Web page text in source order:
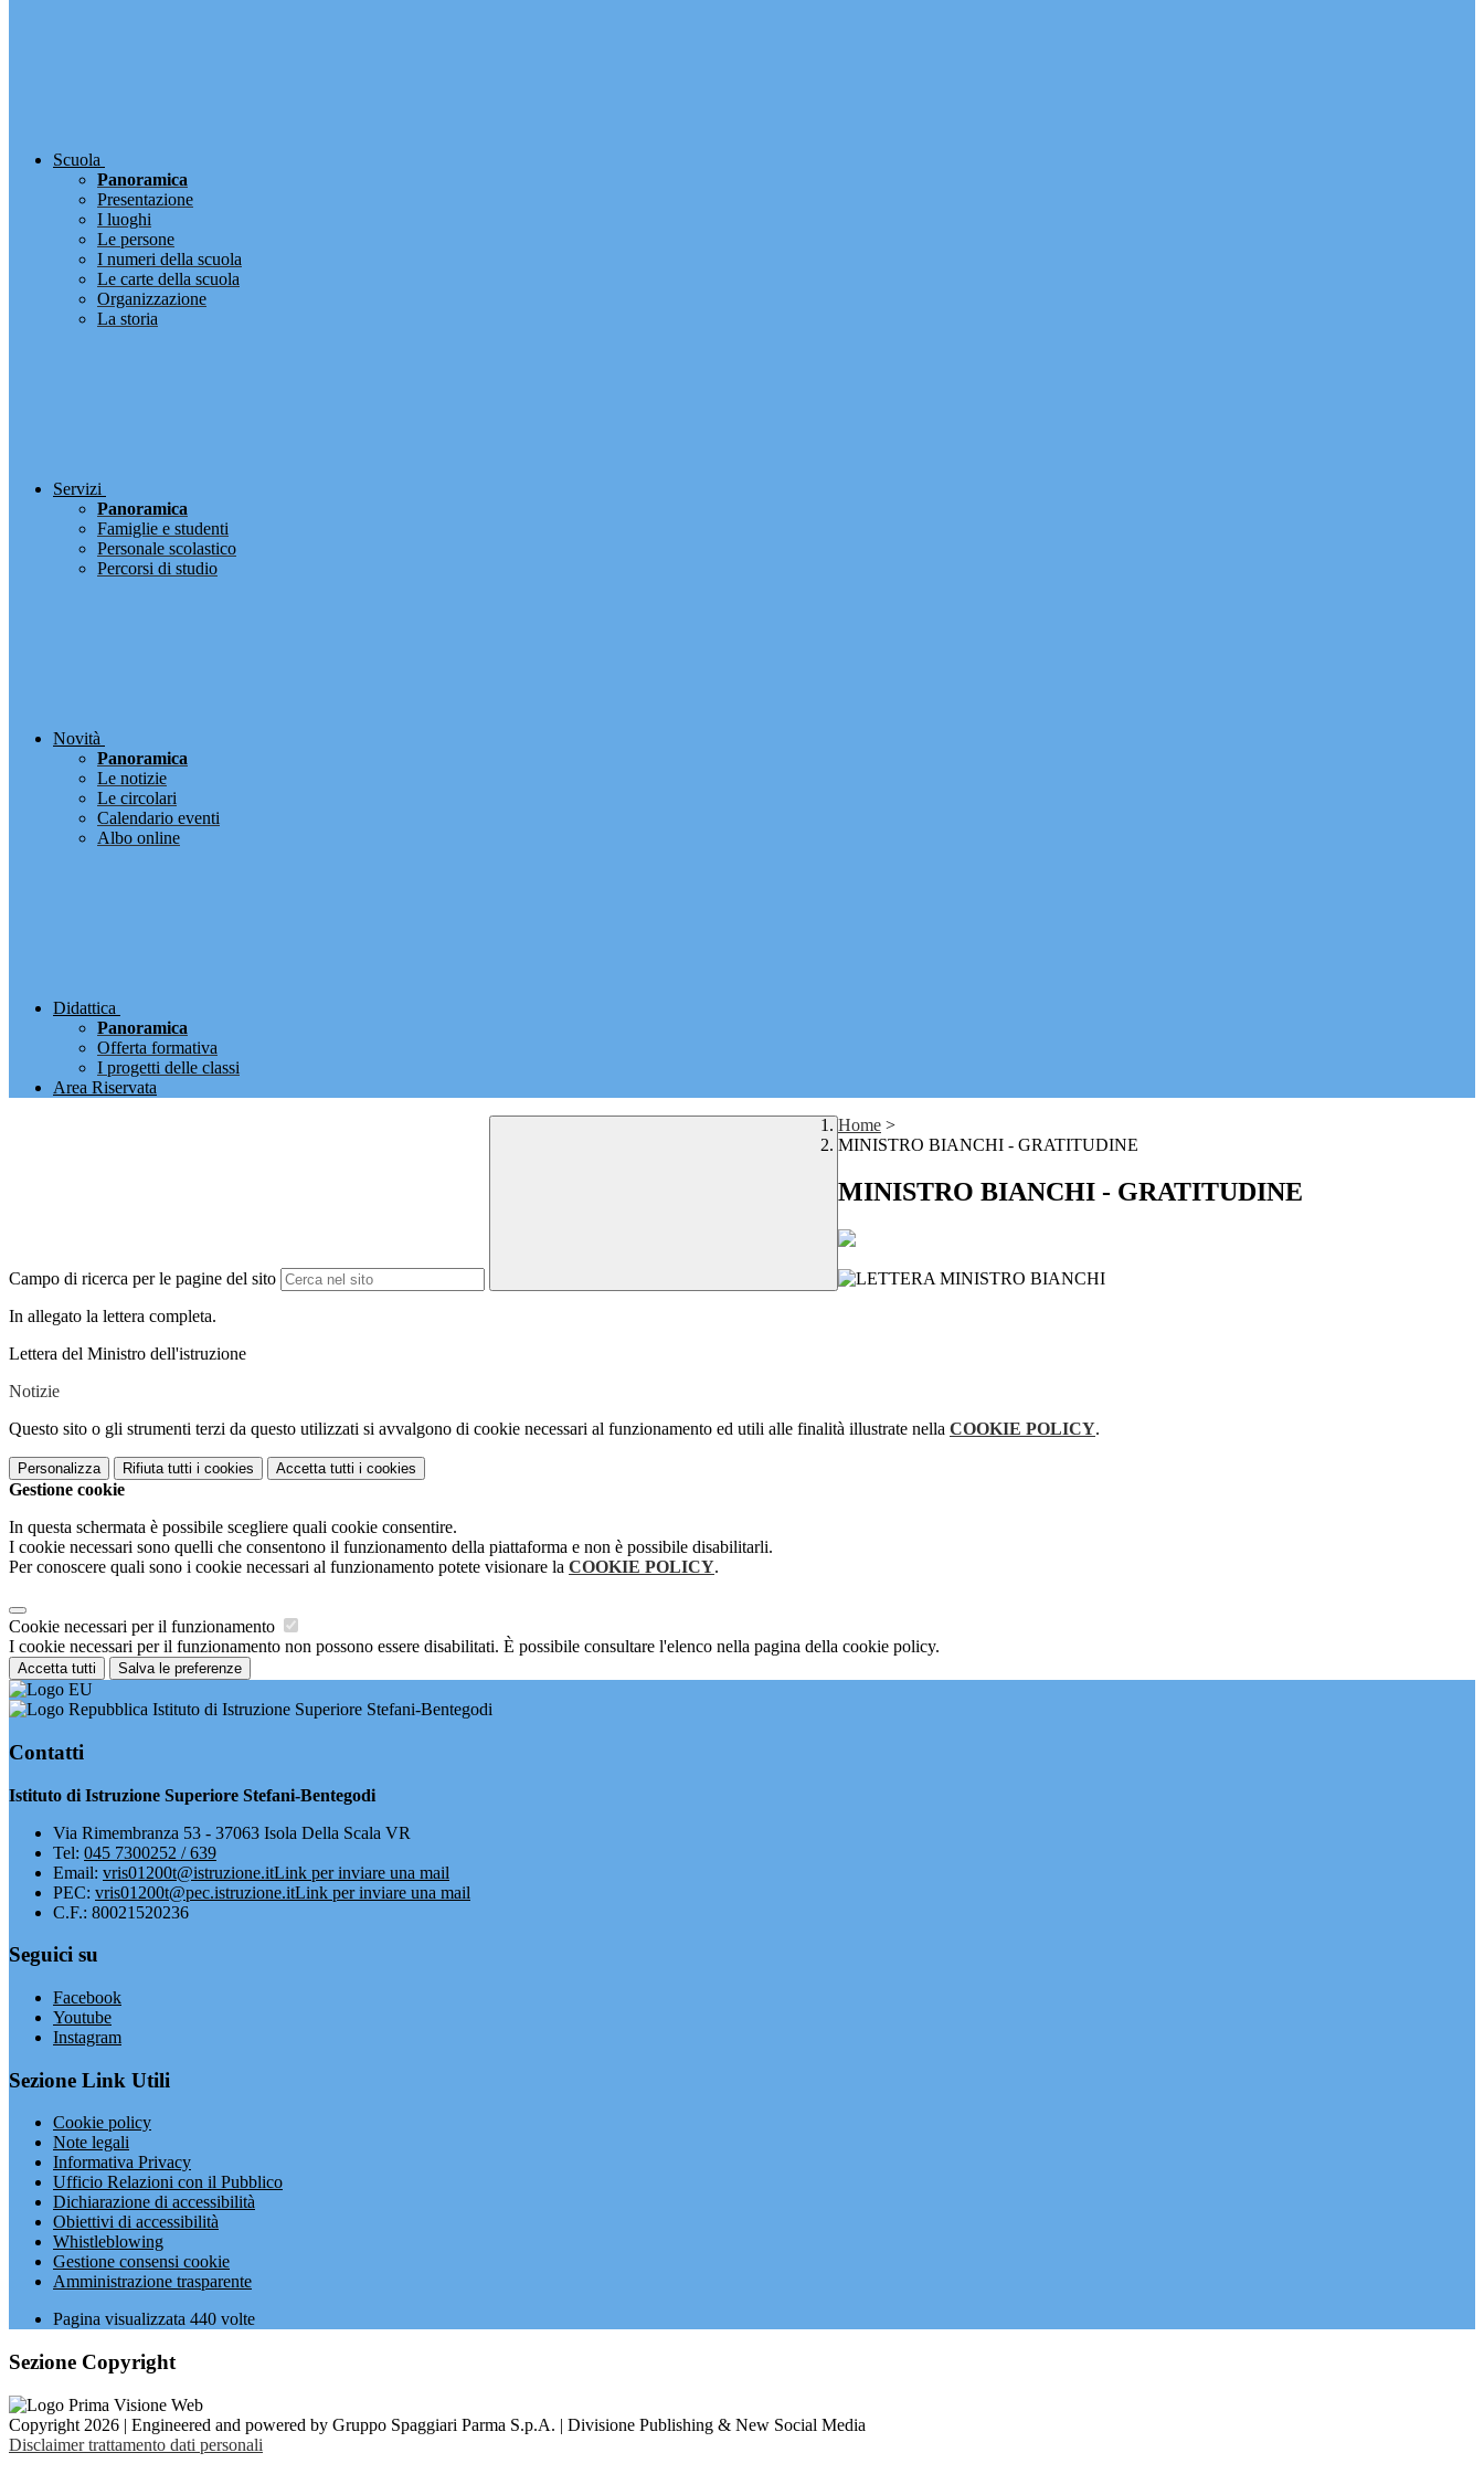
Scuola
Panoramica
Presentazione
I luoghi
Le persone
I numeri della scuola
Le carte della scuola
Organizzazione
La storia
Servizi
Panoramica
Famiglie e studenti
Personale scolastico
Percorsi di studio
Novità
Panoramica
Le notizie
Le circolari
Calendario eventi
Albo online
Didattica
Panoramica
Offerta formativa
I progetti delle classi
Area Riservata
Campo di ricerca per le pagine del sito
Home >
MINISTRO BIANCHI - GRATITUDINE
MINISTRO BIANCHI - GRATITUDINE
In allegato la lettera completa.
Lettera del Ministro dell'istruzione
Notizie
Questo sito o gli strumenti terzi da questo utilizzati si avvalgono di cookie necessari al funzionamento ed utili alle finalità illustrate nella COOKIE POLICY.
Personalizza Rifiuta tutti i cookies Accetta tutti i cookies
Gestione cookie
In questa schermata è possibile scegliere quali cookie consentire.
I cookie necessari sono quelli che consentono il funzionamento della piattaforma e non è possibile disabilitarli.
Per conoscere quali sono i cookie necessari al funzionamento potete visionare la COOKIE POLICY.
Cookie necessari per il funzionamento
I cookie necessari per il funzionamento non possono essere disabilitati. È possibile consultare l'elenco nella pagina della cookie policy.
Accetta tutti Salva le preferenze
Istituto di Istruzione Superiore Stefani-Bentegodi
Contatti
Istituto di Istruzione Superiore Stefani-Bentegodi
Via Rimembranza 53 - 37063 Isola Della Scala VR
Tel: 045 7300252 / 639
Email: vris01200t@istruzione.itLink per inviare una mail
PEC: vris01200t@pec.istruzione.itLink per inviare una mail
C.F.: 80021520236
Seguici su
Facebook
Youtube
Instagram
Sezione Link Utili
Cookie policy
Note legali
Informativa Privacy
Ufficio Relazioni con il Pubblico
Dichiarazione di accessibilità
Obiettivi di accessibilità
Whistleblowing
Gestione consensi cookie
Amministrazione trasparente
Pagina visualizzata 440 volte
Sezione Copyright
Copyright 2026 | Engineered and powered by Gruppo Spaggiari Parma S.p.A. | Divisione Publishing & New Social Media
Disclaimer trattamento dati personali